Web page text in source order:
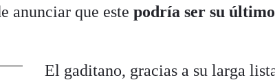
anunciar que estepodría ser su último
El gaditano, gracias a su larga